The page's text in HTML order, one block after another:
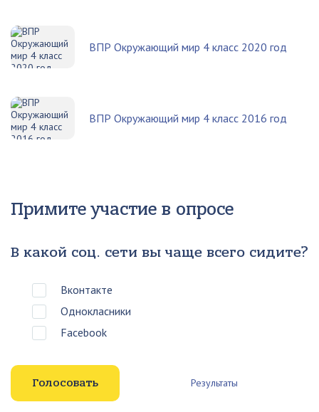
ВПР Окружающий мир 4 класс 2020 год
ВПР Окружающий мир 4 класс 2016 год
Примите участие в опросе
В какой соц. сети вы чаще всего сидите?
Вконтакте
Однокласники
Facebook
Результаты